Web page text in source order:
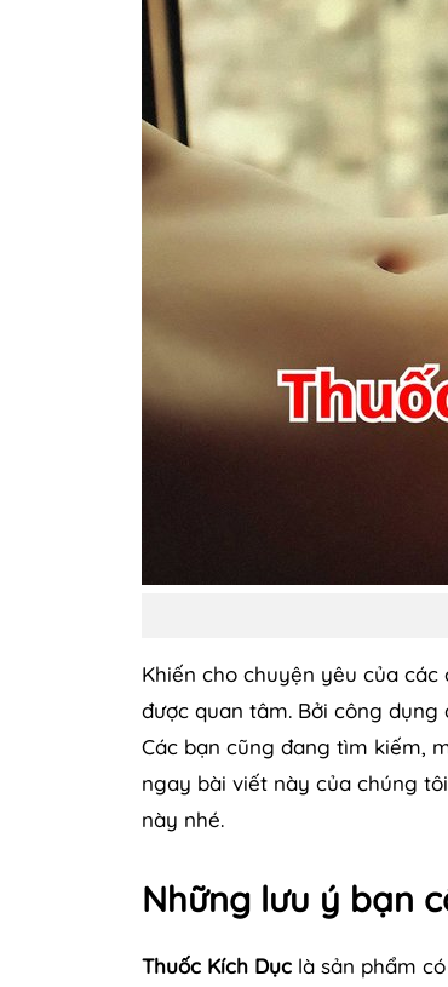
Khiến cho chuyện yêu của
được quan tâm. Bởi công
Các bạn cũng đang tìm kiếm,
ngay bài viết này của chúng
này nhé.
Những lưu ý bạn
Thuốc Kích Dục là sản phẩm